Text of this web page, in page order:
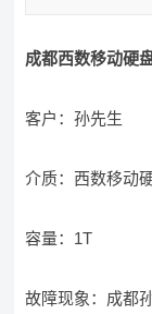
成都西数移动硬
客户：孙先生
介质：西数移动
容量：1T
故障现象：成都